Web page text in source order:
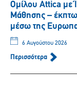
Ομίλου Attica με
Μάθησης –
μέσω της
6 Αυγούστου 2026
Περισσότερα